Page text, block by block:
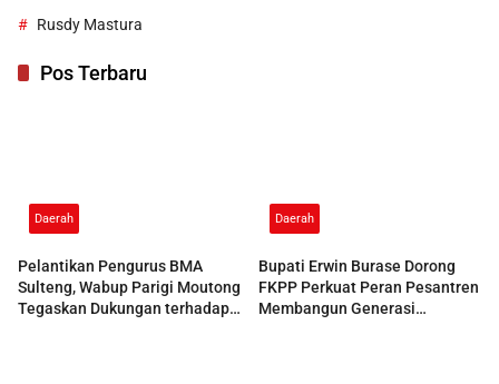
Rusdy Mastura
Pos Terbaru
Daerah
Pelantikan Pengurus BMA
Sulteng, Wabup Parigi Moutong
Tegaskan Dukungan terhadap
Daerah
Bupati Erwin Burase Dorong
FKPP Perkuat Peran Pesantren
Membangun Generasi